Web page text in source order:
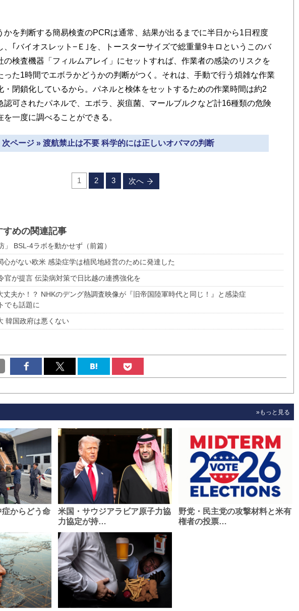
を判断する簡易検査のPCRは通常、結果が出るまでに半日から1日程度
、｢バイオスレット−Ｅ｣を、トースターサイズで総重量9キロというこのバ
の検査機器「フィルムアレイ」にセットすれば、作業者の感染のリスクを
った1時間でエボラかどうかの判断がつく。それは、手動で行う煩雑な作業
・閉鎖化しているから。パネルと検体をセットするための作業時間は約2
認可されたパネルで、エボラ、炭疽菌、マールブルクなど計16種類の危険
を一度に調べることができる。
次ページ » 渡航禁止は不要 科学的には正しいオバマの判断
1 2 3 次へ
すめの関連記事
」 BSL-4ラボを動かせず（前篇）
心がない欧米 感染症学は植民地経営のために発達した
官が提言 伝染病対策で日比越の連携強化を
丈夫か！？ NHKのデング熱調査映像が『旧帝国陸軍時代と同じ！』と感染症
でも話題に
韓国政府は悪くない
»もっと見る
症からどう命
米国・サウジアラビア原子力協
力協定が持…
野党・民主党の攻撃材料と米有
権者の投票…